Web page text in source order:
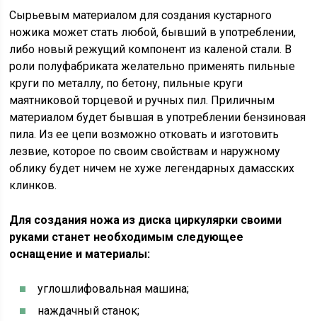
Сырьевым материалом для создания кустарного
ножика может стать любой, бывший в употреблении,
либо новый режущий компонент из каленой стали. В
роли полуфабриката желательно применять пильные
круги по металлу, по бетону, пильные круги
маятниковой торцевой и ручных пил. Приличным
материалом будет бывшая в употреблении бензиновая
пила. Из ее цепи возможно отковать и изготовить
лезвие, которое по своим свойствам и наружному
облику будет ничем не хуже легендарных дамасских
клинков.
Для создания ножа из диска циркулярки своими
руками станет необходимым следующее
оснащение и материалы:
углошлифовальная машина;
наждачный станок;